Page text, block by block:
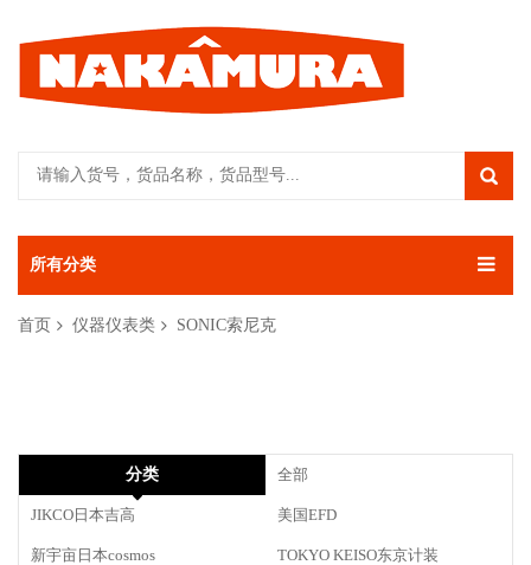
所有分类
首页 仪器仪表类 SONIC索尼克
分类 全部
JIKCO日本吉高 美国EFD
新宇亩日本cosmos TOKYO KEISO东京计装